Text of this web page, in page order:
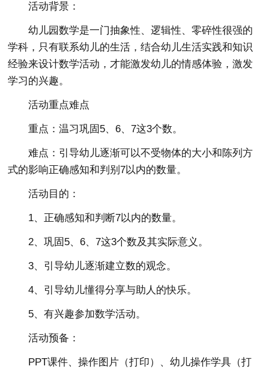
活动背景：
幼儿园数学是一门抽象性、逻辑性、零碎性很强的
学科，只有联系幼儿的生活，结合幼儿生活实践和知识
经验来设计数学活动，才能激发幼儿的情感体验，激发
学习的兴趣。
活动重点难点
重点：温习巩固5、6、7这3个数。
难点：引导幼儿逐渐可以不受物体的大小和陈列方
式的影响正确感知和判别7以内的数量。
活动目的：
1、正确感知和判断7以内的数量。
2、巩固5、6、7这3个数及其实际意义。
3、引导幼儿逐渐建立数的观念。
4、引导幼儿懂得分享与助人的快乐。
5、有兴趣参加数学活动。
活动预备：
PPT课件、操作图片（打印）、幼儿操作学具（打